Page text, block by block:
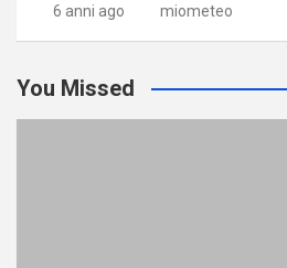
6 anni ago miometeo
You Missed